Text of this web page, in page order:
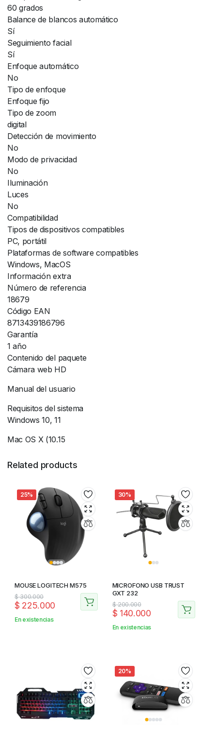
60 grados
Balance de blancos automático
Sí
Seguimiento facial
Sí
Enfoque automático
No
Tipo de enfoque
Enfoque fijo
Tipo de zoom
digital
Detección de movimiento
No
Modo de privacidad
No
Iluminación
Luces
No
Compatibilidad
Tipos de dispositivos compatibles
PC, portátil
Plataformas de software compatibles
Windows, MacOS
Información extra
Número de referencia
18679
Código EAN
8713439186796
Garantía
1 año
Contenido del paquete
Cámara web HD
Manual del usuario
Requisitos del sistema
Windows 10, 11
Mac OS X (10.15
Related products
25%
MOUSE LOGITECH M575
$300.000
$ 225.000
En existencias
30%
MICROFONO USB TRUST
GXT 232
$200.000
$ 140.000
En existencias
20%